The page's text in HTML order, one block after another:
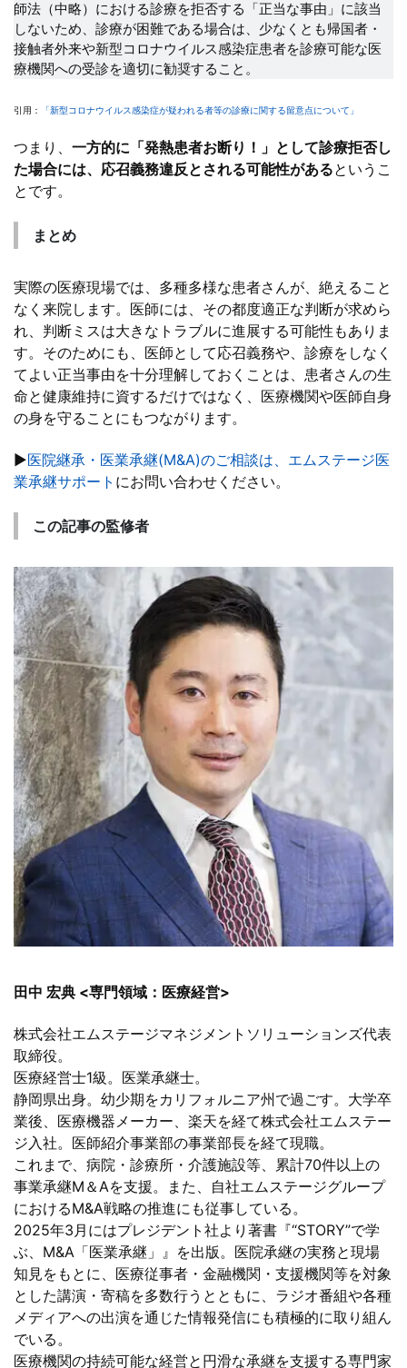
師法（中略）における診療を拒否する「正当な事由」に該当
しないため、診療が困難である場合は、少なくとも帰国者・
接触者外来や新型コロナウイルス感染症患者を診療可能な医
療機関への受診を適切に勧奨すること。
引用： 「新型コロナウイルス感染症が疑われる者等の診療に関する留意点について」
つまり、 一方的に「発熱患者お断り！」として診療拒否し
た場合には、応召義務違反とされる可能性があるというこ
とです。
まとめ
実際の医療現場では、多種多様な患者さんが、絶えること
なく来院します。医師には、その都度適正な判断が求めら
れ、判断ミスは大きなトラブルに進展する可能性もありま
す。そのためにも、医師として応召義務や、診療をしなく
てよい正当事由を十分理解しておくことは、患者さんの生
命と健康維持に資するだけではなく、医療機関や医師自身
の身を守ることにもつながります。
▶医院継承・医業承継(M&A)のご相談は、エムステージ医
業承継サポート にお問い合わせください。
この記事の監修者
田中 宏典 <専門領域：医療経営>
株式会社エムステージマネジメントソリューションズ代表
取締役。
医療経営士1級。医業承継士。
静岡県出身。幼少期をカリフォルニア州で過ごす。大学卒
業後、医療機器メーカー、楽天を経て株式会社エムステー
ジ入社。医師紹介事業部の事業部長を経て現職。
これまで、病院・診療所・介護施設等、累計70件以上の
事業承継M＆Aを支援。また、自社エムステージグループ
におけるM&A戦略の推進にも従事している。
2025年3月にはプレジデント社より著書『“STORY”で学
ぶ、M&A「医業承継」』を出版。医院承継の実務と現場
知見をもとに、医療従事者・金融機関・支援機関等を対象
とした講演・寄稿を多数行うとともに、ラジオ番組や各種
メディアへの出演を通じた情報発信にも積極的に取り組ん
でいる。
医療機関の持続可能な経営と円滑な承継を支援する専門家